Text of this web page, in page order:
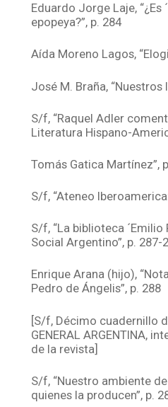
Eduardo Jorge Laje, “¿Es
epopeya?”, p. 284
Aída Moreno Lagos,
José M. Braña, “Nuestros
S/f, “Raquel Adler
Literatura Hispano-
Tomás Gatica Martínez”,
S/f, “Ateneo
S/f, “La biblioteca ´Emilio
Social Argentino”, p. 287-
Enrique Arana (hijo),
Pedro de Ángelis”, p. 288
[S/f, Décimo cuadernillo
GENERAL ARGENTINA,
de la revista]
S/f, “Nuestro ambiente
quienes la producen”, p.